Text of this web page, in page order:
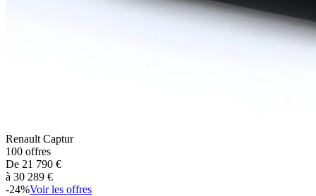
Renault Captur
100 offres
De 21 790 €
à 30 289 €
-24%Voir les offres